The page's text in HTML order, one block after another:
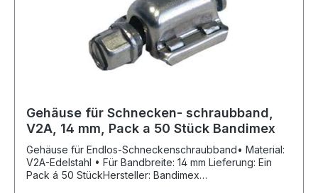
Gehäuse für Schnecken- schraubband,
V2A, 14 mm, Pack a 50 Stück Bandimex
Gehäuse für Endlos-Schneckenschraubband• Material:
V2A-Edelstahl • Für Bandbreite: 14 mm Lieferung: Ein
Pack á 50 StückHersteller: Bandimex